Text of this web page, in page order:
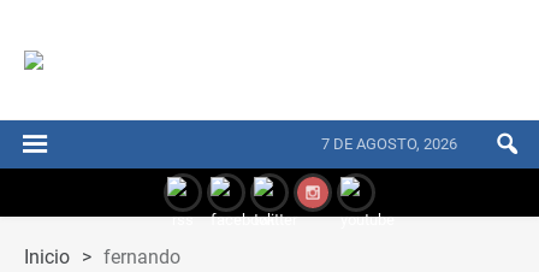
7 DE AGOSTO, 2026
Inicio > fernando